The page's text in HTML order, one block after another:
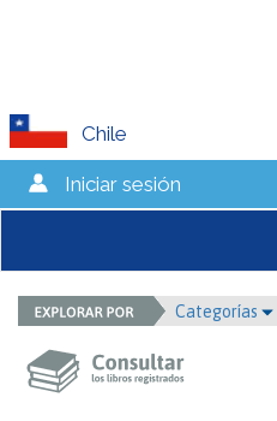
Chile
Iniciar sesión
Categorías